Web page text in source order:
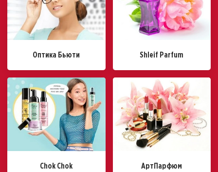
Оптика Бьюти Shleif Parfum
Chok Chok АртПарфюм